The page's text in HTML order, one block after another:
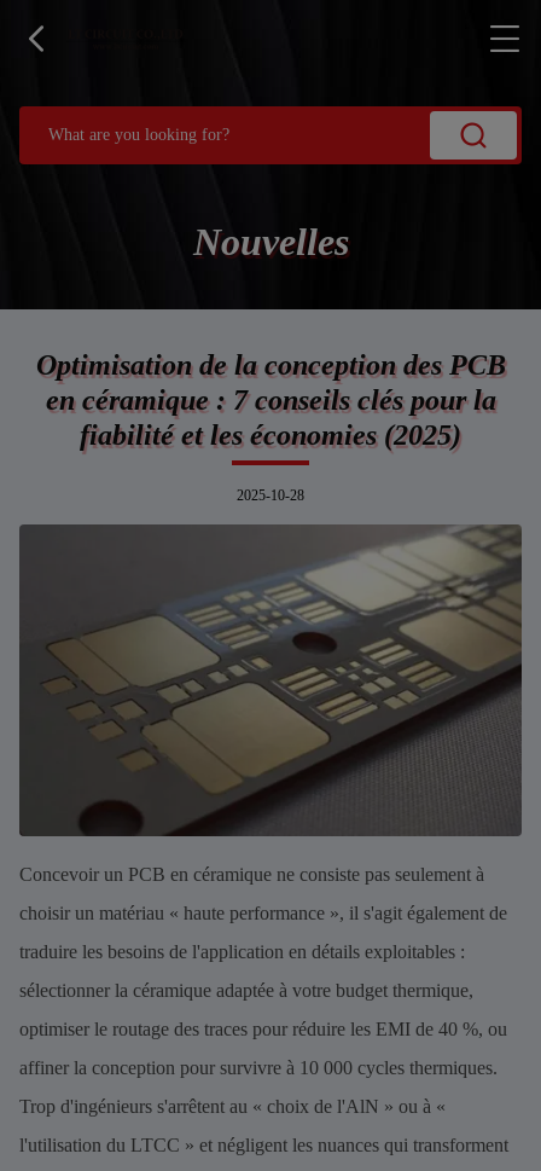
Nouvelles
Optimisation de la conception des PCB
en céramique : 7 conseils clés pour la
fiabilité et les économies (2025)
2025-10-28
Concevoir un PCB en céramique ne consiste pas seulement à
choisir un matériau « haute performance », il s'agit également de
traduire les besoins de l'application en détails exploitables :
sélectionner la céramique adaptée à votre budget thermique,
optimiser le routage des traces pour réduire les EMI de 40 %, ou
affiner la conception pour survivre à 10 000 cycles thermiques.
Trop d'ingénieurs s'arrêtent au « choix de l'AlN » ou à «
l'utilisation du LTCC » et négligent les nuances qui transforment